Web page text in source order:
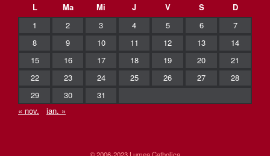
L
Ma Mi J V S
D
1
2 3 4 5 6
7
8
9 10 11 12 13
14
15
16 17 18 19 20
21
22
23 24 25 26 27
28
29
30
31
« nov.
ian. »
© 2006-2023 Lumea Catholica